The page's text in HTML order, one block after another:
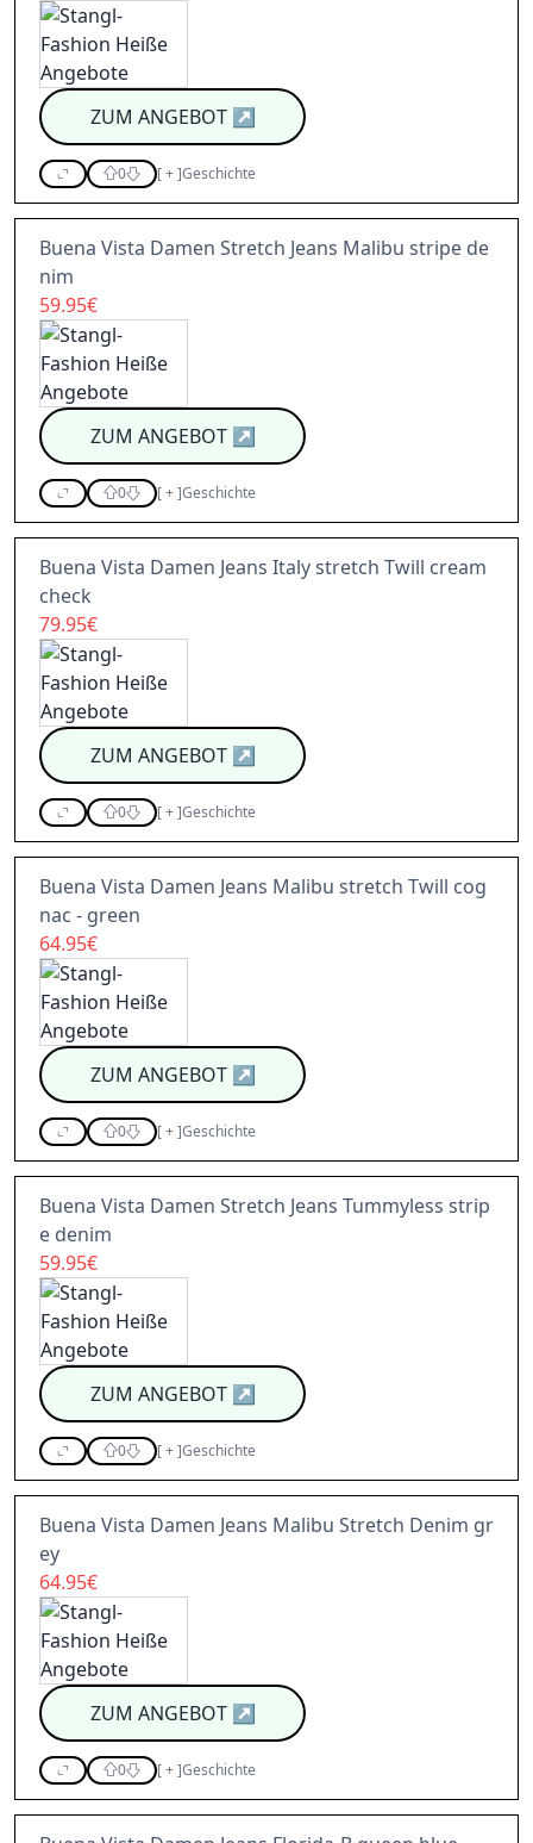
ZUM ANGEBOT↗
0 [+]Geschichte
Buena Vista Damen Stretch Jeans Malibu stripe de
nim
59.95€
ZUM ANGEBOT↗
0 [+]Geschichte
Buena Vista Damen Jeans Italy stretch Twill cream
check
79.95€
ZUM ANGEBOT↗
0 [+]Geschichte
Buena Vista Damen Jeans Malibu stretch Twill cog
nac - green
64.95€
ZUM ANGEBOT↗
0 [+]Geschichte
Buena Vista Damen Stretch Jeans Tummyless strip
e denim
59.95€
ZUM ANGEBOT↗
0 [+]Geschichte
Buena Vista Damen Jeans Malibu Stretch Denim gr
ey
64.95€
ZUM ANGEBOT↗
0 [+]Geschichte